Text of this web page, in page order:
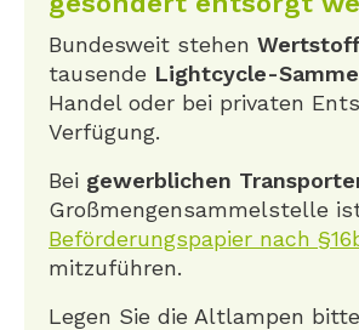
Bundesweit stehen
tausende Lightcycle-
Handel oder bei privaten
Verfügung.
Bei gewerblichen
Großmengensammelstelle
Beförderungspapier nach
mitzuführen.
Legen Sie die Altlampen